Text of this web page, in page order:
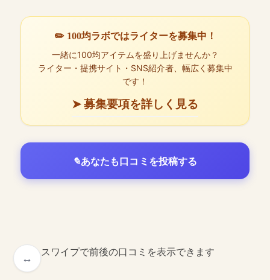
✏️ 100均ラボではライターを募集中！
一緒に100均アイテムを盛り上げませんか？
ライター・提携サイト・SNS紹介者、幅広く募集中
です！
➤ 募集要項を詳しく見る
あなたも口コミを投稿する
スワイプで前後の口コミを表示できます